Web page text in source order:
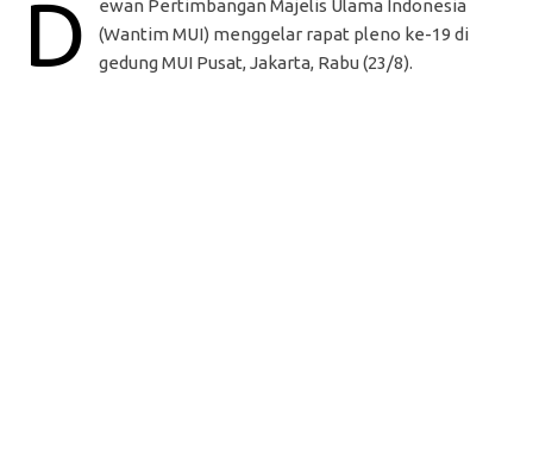
D
ewan Pertimbangan Majelis Ulama Indonesia
(Wantim MUI) menggelar rapat pleno ke-19 di
gedung MUI Pusat, Jakarta, Rabu (23/8).